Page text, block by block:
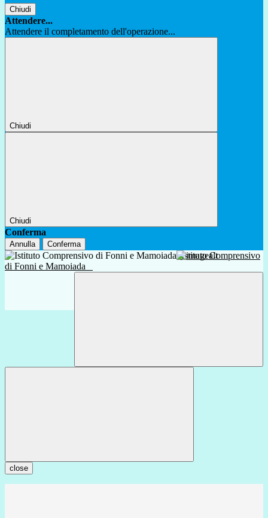
Chiudi
Attendere...
Attendere il completamento dell'operazione...
Chiudi
Chiudi
Conferma
Annulla Conferma
Istituto Comprensivo
di Fonni e Mamoiada
close